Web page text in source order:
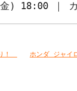
金) 18:00 ｜ カ
！
ホンダ ジャイ